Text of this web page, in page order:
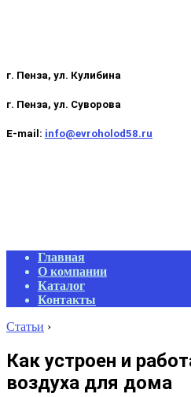
г. Пенза, ул. Кулибина
г. Пенза, ул. Суворова
E-mail: info@evroholod58.ru
Primary
Navigation
Menu
Главная
О компании
Каталог
Контакты
Статьи ›
Как устроен и
воздуха для дома